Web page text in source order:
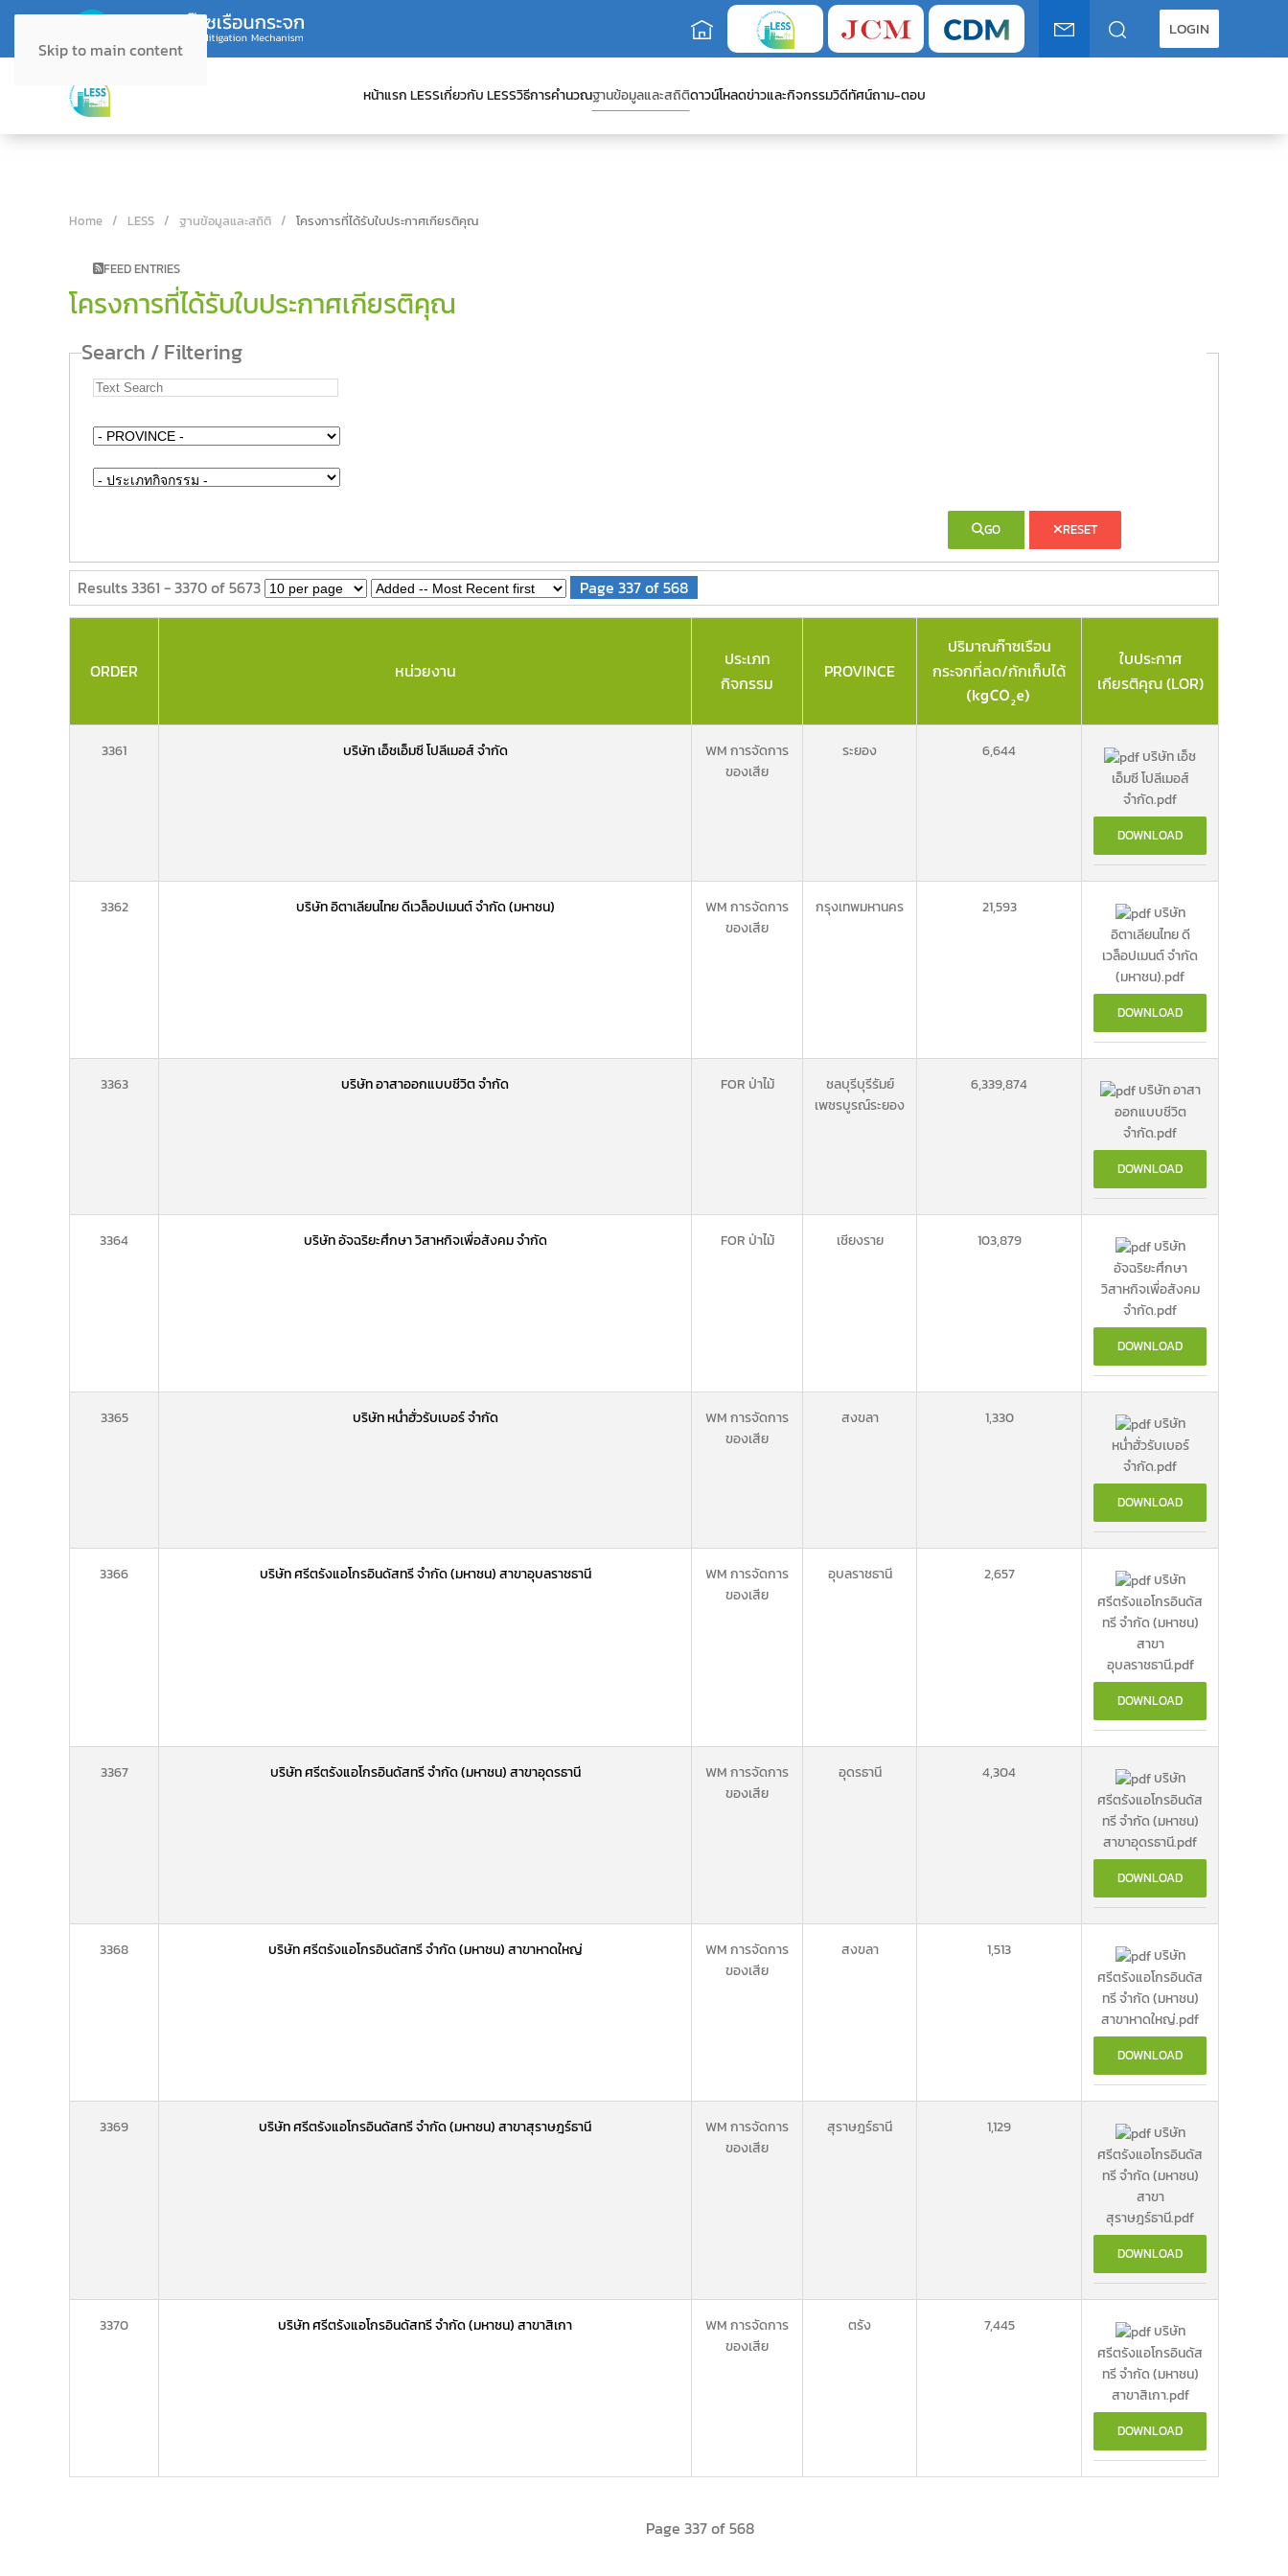
Skip to main content
LOGIN
หน้าแรก LESSเกี่ยวกับ LESSวิธีการคำนวณฐานข้อมูลและสถิติดาวน์โหลดข่าวและกิจกรรมวิดีทัศน์ถาม-ตอบ
Home LESS ฐานข้อมูลและสถิติ โครงการที่ได้รับใบประกาศเกียรติคุณ
FEED ENTRIES
โครงการที่ได้รับใบประกาศเกียรติคุณ
Search / Filtering
GO RESET
Results 3361 - 3370 of 5673 Page 337 of 568
ORDER หน่วยงาน
ประเภท
กิจกรรม
PROVINCE
ปริมาณก๊าซเรือน
กระจกที่ลด/กักเก็บได้
ใบประกาศ
เกียรติคุณ (LOR)
3361 บริษัท เอ็ชเอ็มซี โปลีเมอส์ จำกัด
WM การจัดการ
ของเสีย
ระยอง 6,644
บริษัท เอ็ช
เอ็มซี โปลีเมอส์
จำกัด.pdf
DOWNLOAD
3362 บริษัท อิตาเลียนไทย ดีเวล็อปเมนต์ จำกัด (มหาชน)
WM การจัดการ
ของเสีย
กรุงเทพมหานคร 21,593
บริษัท
อิตาเลียนไทย ดี
เวล็อปเมนต์ จำกัด
(มหาชน).pdf
DOWNLOAD
3363 บริษัท อาสาออกแบบชีวิต จำกัด FOR ป่าไม้ ชลบุรีบุรีรัมย์
เพชรบูรณ์ระยอง
6,339,874
บริษัท อาสา
ออกแบบชีวิต
จำกัด.pdf
DOWNLOAD
3364 บริษัท อัจฉริยะศึกษา วิสาหกิจเพื่อสังคม จำกัด FOR ป่าไม้ เชียงราย 103,879
บริษัท
อัจฉริยะศึกษา
วิสาหกิจเพื่อสังคม
จำกัด.pdf
DOWNLOAD
3365 บริษัท หน่ำฮั่วรับเบอร์ จำกัด
WM การจัดการ
ของเสีย
สงขลา 1,330
บริษัท
หน่ำฮั่วรับเบอร์
จำกัด.pdf
DOWNLOAD
3366 บริษัท ศรีตรังแอโกรอินดัสทรี จำกัด (มหาชน) สาขาอุบลราชธานี
WM การจัดการ
ของเสีย
อุบลราชธานี 2,657
บริษัท
ศรีตรังแอโกรอินดัส
ทรี จำกัด (มหาชน)
สาขา
อุบลราชธานี.pdf
DOWNLOAD
3367 บริษัท ศรีตรังแอโกรอินดัสทรี จำกัด (มหาชน) สาขาอุดรธานี
WM การจัดการ
ของเสีย
อุดรธานี 4,304
บริษัท
ศรีตรังแอโกรอินดัส
ทรี จำกัด (มหาชน)
สาขาอุดรธานี.pdf
DOWNLOAD
3368 บริษัท ศรีตรังแอโกรอินดัสทรี จำกัด (มหาชน) สาขาหาดใหญ่
WM การจัดการ
ของเสีย
สงขลา 1,513
บริษัท
ศรีตรังแอโกรอินดัส
ทรี จำกัด (มหาชน)
สาขาหาดใหญ่.pdf
DOWNLOAD
3369 บริษัท ศรีตรังแอโกรอินดัสทรี จำกัด (มหาชน) สาขาสุราษฎร์ธานี
WM การจัดการ
ของเสีย
สุราษฎร์ธานี 1,129
บริษัท
ศรีตรังแอโกรอินดัส
ทรี จำกัด (มหาชน)
สาขา
สุราษฎร์ธานี.pdf
DOWNLOAD
3370 บริษัท ศรีตรังแอโกรอินดัสทรี จำกัด (มหาชน) สาขาสิเกา
WM การจัดการ
ของเสีย
ตรัง 7,445
บริษัท
ศรีตรังแอโกรอินดัส
ทรี จำกัด (มหาชน)
สาขาสิเกา.pdf
DOWNLOAD
Page 337 of 568